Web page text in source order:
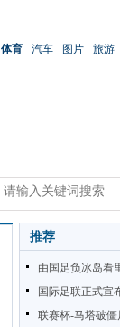
体育 汽车 图片 旅游
推荐
由国足负冰岛看
国际足联正式宣
联赛杯-马塔破僵